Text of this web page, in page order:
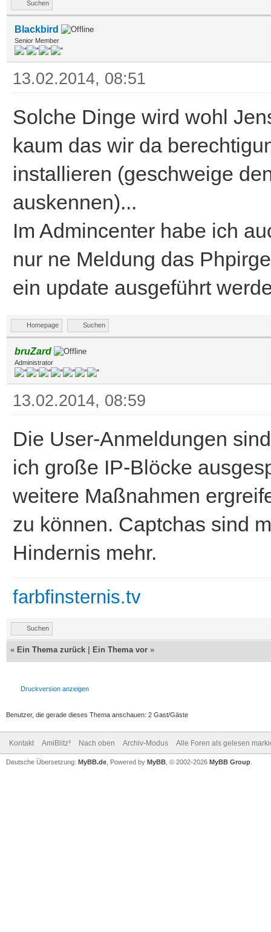
Suchen
Blackbird
Senior Member
13.02.2014, 08:51
Solche Dinge wird wohl
kaum das wir da
installieren (geschweige
auskennen)...
Im Admincenter habe ich
nur ne Meldung das
ein update ausgeführt
Homepage Suchen
bruZard
Administrator
13.02.2014, 08:59
Die User-Anmeldungen
ich große IP-Blöcke
weitere Maßnahmen
zu können. Captchas sind
Hindernis mehr.
farbfinsternis.tv
Suchen
« Ein Thema zurück Ein Thema vor »
Druckversion anzeigen
Benutzer, die gerade dieses Thema anschauen: 2 Gast/Gäste
Kontakt AmiBlitz³ Nach oben Archiv-Modus Alle Foren als gelesen
Deutsche Übersetzung: MyBB.de , Powered by MyBB , © 2002-2026 MyBB Group